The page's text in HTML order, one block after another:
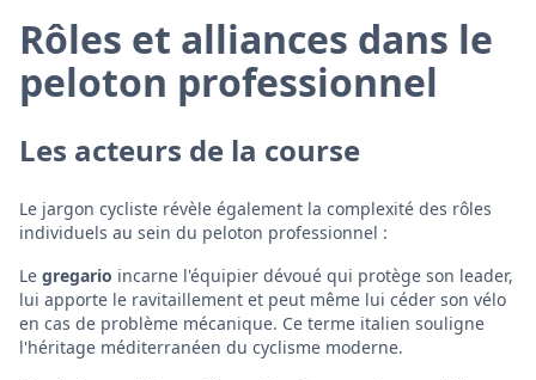
Rôles et alliances dans le
peloton professionnel
Les acteurs de la course
Le jargon cycliste révèle également la complexité des rôles
individuels au sein du peloton professionnel :
Le gregario incarne l'équipier dévoué qui protège son leader,
lui apporte le ravitaillement et peut même lui céder son vélo
en cas de problème mécanique. Ce terme italien souligne
l'héritage méditerranéen du cyclisme moderne.